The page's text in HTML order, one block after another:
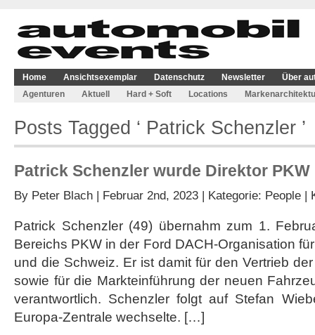
Home Ansichtsexemplar Datenschutz Newsletter
Über
Agenturen
Aktuell Hard + Soft Locations
Posts Tagged ‘ Patrick Schenzler ’
Patrick Schenzler wurde Direktor PKW
By Peter Blach | Februar 2nd, 2023 | Kategorie: People |
Patrick Schenzler (49) übernahm zum 1.
Bereichs PKW in der Ford DACH-Organisation
und die Schweiz. Er ist damit für den Vertrieb
sowie für die Markteinführung der neuen
verantwortlich. Schenzler folgt auf Stefan
Europa-Zentrale wechselte. […]